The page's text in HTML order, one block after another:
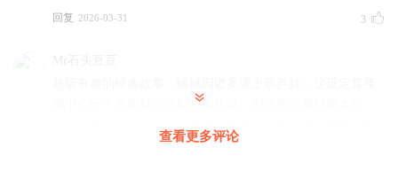
回复 2026-03-31 3
戳中心巴！冤屈疑云搭配神仙比试，剧情组合拳打得太妙
合角色特质，既守住经典内核，又玩出全新脑洞。 大圣的霸
查看更多评论